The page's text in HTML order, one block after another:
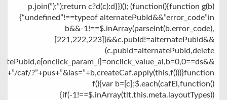
p.join(”);”);return c?d(c):d}})(); (function(){function g(b)
{“undefined”!==typeof alternatePubId&&”error_code”in
b&&-1!==$.inArray(parseInt(b.error_code),
[221,222,223])&&c.pubId!=alternatePubId&&
(c.pubId=alternatePubId,delete
caf/?”+pus+”&las=”+b,createCaf.apply(this,f()))}function
f(){var b=[c];$.each(cafEl,function()
{if(-1!==$.inArray(tlt,this.meta.layoutTypes))